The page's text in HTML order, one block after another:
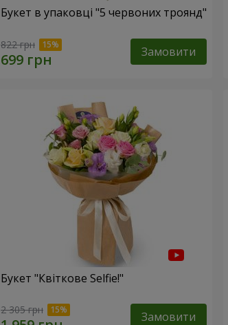
Букет в упаковці "5 червоних троянд"
822 грн Замовити
Букет "Квіткове Selfie!"
2 305 грн Замовити